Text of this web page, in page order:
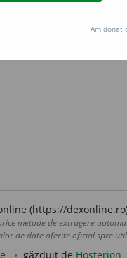
(https://
metode de extragere
de date oferite oficial spre
găzduit de Hosterion
Am donat